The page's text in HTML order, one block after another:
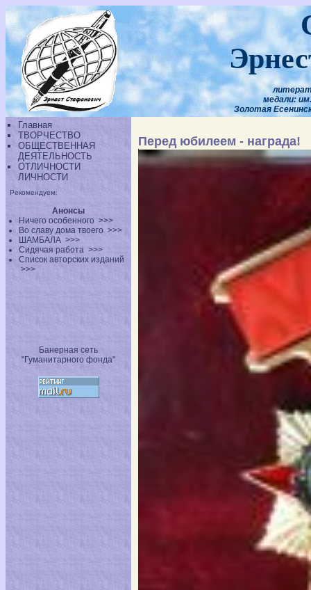
медали:
Золотая
Главная
ТВОРЧЕСТВО
ОБЩЕСТВЕННАЯ
ДЕЯТЕЛЬНОСТЬ
ОТЛИЧНОСТИ
ЛИЧНОСТИ
Рекомендуем:
Анонсы
Ничего особенного >>>
Во славу дома твоего >>>
ШАМБАЛА >>>
Сидячая работа >>>
Список авторских изданий
>>>
Банерная сеть
"Гуманитарного фонда"
Перед юбилеем - награда!